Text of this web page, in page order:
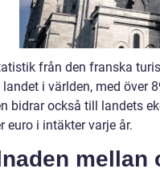
från den franska
i världen, med över
bidrar också till landets
euro i intäkter varje år.
mellan